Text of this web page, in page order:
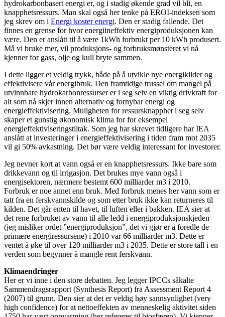
hydrokarbonbasert energi er, og i stadig økende grad vil bli, en
knapphetsressurs. Man skal også her tenke på EROI-indeksen som
jeg skrev om i Energi koster energi. Den er stadig fallende. Det
finnes en grense for hvor energiineffektiv energiproduksjonen kan
være. Den er anslått til å være 1kWh forbrukt per 10 kWh produsert.
Må vi bruke mer, vil produksjons- og forbruksmønsteret vi nå
kjenner for gass, olje og kull bryte sammen.
I dette ligger et veldig trykk, både på å utvikle nye energikilder og
effektivisere vår energibruk. Den framtidige trussel om mangel på
utvinnbare hydrokarbonressurser er i seg selv en viktig drivkraft for
alt som nå skjer innen alternativ og fornybar energi og
energieffektivisering. Muligheten for ressursknapphet i seg selv
skaper et gunstig økonomisk klima for for eksempel
energieffektiviseringstiltak. Som jeg har skrevet tidligere har IEA
anslått at investeringer i energieffektivisering i tiden fram mot 2035
vil gi 50% avkastning. Det bør være veldig interessant for investorer.
Jeg nevner kort at vann også er en knapphetsressurs. Ikke bare som
drikkevann og til irrigasjon. Det brukes mye vann også i
energisektoren, nærmere bestemt 600 milliarder m3 i 2010.
Forbruk er noe annet enn bruk. Med forbruk menes her vann som er
tatt fra en ferskvannskilde og som etter bruk ikke kan returneres til
kilden. Det går enten til havet, til luften eller i bakken. IEA sier at
det rene forbruket av vann til alle ledd i energiproduksjonskjeden
(jeg misliker ordet ”energiproduksjon”, det vi gjør er å foredle de
primære energiressursene) i 2010 var 66 milliarder m3. Dette er
ventet å øke til over 120 milliarder m3 i 2035. Dette er store tall i en
verden som begynner å mangle rent ferskvann.
Klimaendringer
Her er vi inne i den store debatten. Jeg legger IPCCs såkalte
Sammendragsrapport (Synthesis Report) fra Assessment Report 4
(2007) til grunn. Den sier at det er veldig høy sannsynlighet (very
high confidence) for at nettoeffekten av menneskelig aktivitet siden